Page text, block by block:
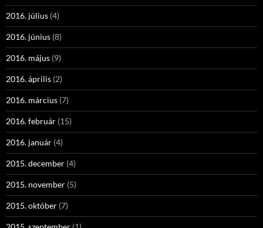
2016. július (4)
2016. június (8)
2016. május (9)
2016. április (2)
2016. március (7)
2016. február (15)
2016. január (4)
2015. december (4)
2015. november (5)
2015. október (7)